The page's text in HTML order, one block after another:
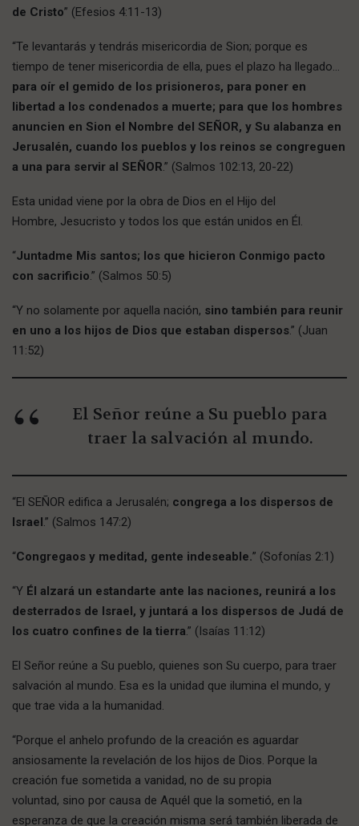
de Cristo” (Efesios 4:11-13)
“Te levantarás y tendrás misericordia de Sion; porque es
tiempo de tener misericordia de ella, pues el plazo ha llegado…
para oír el gemido de los prisioneros, para poner en
libertad a los condenados a muerte; para que los hombres
anuncien en Sion el Nombre del SEÑOR, y Su alabanza en
Jerusalén, cuando los pueblos y los reinos se congreguen
a una para servir al SEÑOR.” (Salmos 102:13, 20-22)
Esta unidad viene por la obra de Dios en el Hijo del
Hombre, Jesucristo y todos los que están unidos en Él.
“Juntadme Mis santos; los que hicieron Conmigo pacto
con sacrificio.” (Salmos 50:5)
“Y no solamente por aquella nación, sino también para reunir
en uno a los hijos de Dios que estaban dispersos.” (Juan
11:52)
El Señor reúne a Su pueblo para
traer la salvación al mundo.
“El SEÑOR edifica a Jerusalén; congrega a los dispersos de
Israel.” (Salmos 147:2)
“Congregaos y meditad, gente indeseable.” (Sofonías 2:1)
“Y Él alzará un estandarte ante las naciones, reunirá a los
desterrados de Israel, y juntará a los dispersos de Judá de
los cuatro confines de la tierra.” (Isaías 11:12)
El Señor reúne a Su pueblo, quienes son Su cuerpo, para traer
salvación al mundo. Esa es la unidad que ilumina el mundo, y
que trae vida a la humanidad.
“Porque el anhelo profundo de la creación es aguardar
ansiosamente la revelación de los hijos de Dios. Porque la
creación fue sometida a vanidad, no de su propia
voluntad, sino por causa de Aquél que la sometió, en la
esperanza de que la creación misma será también liberada de